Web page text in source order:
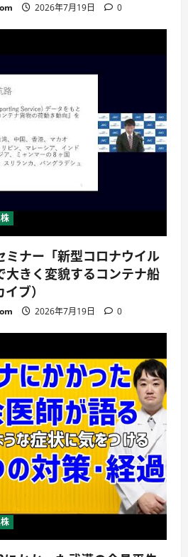
2026年7月19日 0
ミナー「新型コロナウイル
大きく変貌するコンテナ船
ブ）
2026年7月19日 0